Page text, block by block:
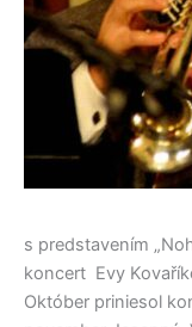
s predstavením
koncert Evy
Október priniesol